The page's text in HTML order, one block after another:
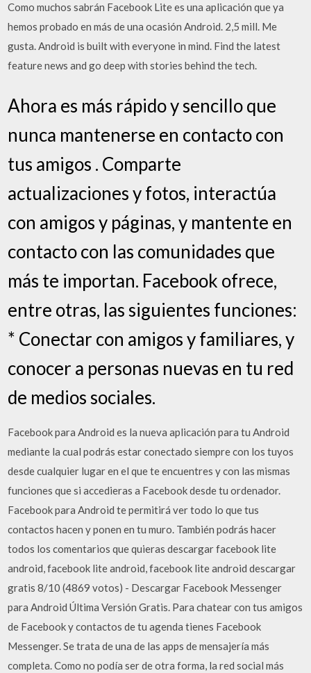
Como muchos sabrán Facebook Lite es una aplicación que ya
hemos probado en más de una ocasión Android. 2,5 mill. Me
gusta. Android is built with everyone in mind. Find the latest
feature news and go deep with stories behind the tech.
Ahora es más rápido y sencillo que
nunca mantenerse en contacto con
tus amigos . Comparte
actualizaciones y fotos, interactúa
con amigos y páginas, y mantente en
contacto con las comunidades que
más te importan. Facebook ofrece,
entre otras, las siguientes funciones:
* Conectar con amigos y familiares, y
conocer a personas nuevas en tu red
de medios sociales.
Facebook para Android es la nueva aplicación para tu Android
mediante la cual podrás estar conectado siempre con los tuyos
desde cualquier lugar en el que te encuentres y con las mismas
funciones que si accedieras a Facebook desde tu ordenador.
Facebook para Android te permitirá ver todo lo que tus
contactos hacen y ponen en tu muro. También podrás hacer
todos los comentarios que quieras descargar facebook lite
android, facebook lite android, facebook lite android descargar
gratis 8/10 (4869 votos) - Descargar Facebook Messenger
para Android Última Versión Gratis. Para chatear con tus amigos
de Facebook y contactos de tu agenda tienes Facebook
Messenger. Se trata de una de las apps de mensajería más
completa. Como no podía ser de otra forma, la red social más